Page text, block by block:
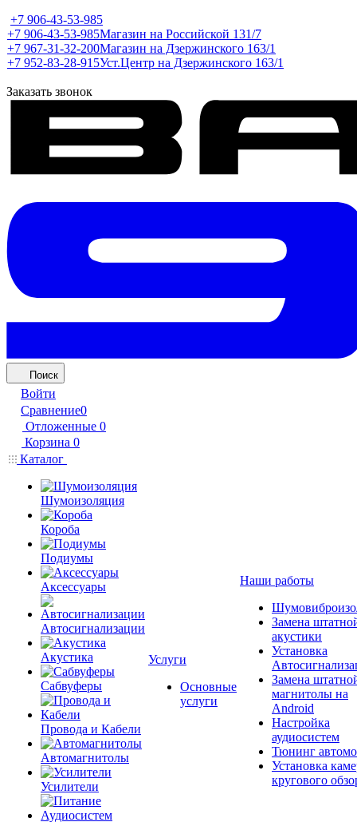
+7 906-43-53-985
+7 906-43-53-985Магазин на Российской 131/7
+7 967-31-32-200Магазин на Дзержинского 163/1
+7 952-83-28-915Уст.Центр на Дзержинского 163/1
Заказать звонок
Поиск
Войти
Сравнение0
Отложенные 0
Корзина 0
Каталог
Шумоизоляция
Короба
Подиумы
Аксессуары
Автосигнализации
Акустика
Сабвуферы
Провода и Кабели
Автомагнитолы
Усилители
Услуги
Основные
услуги
Наши работы
Замена
акустики
Установка
Замена
магнитолы на
Android
Настройка
аудиосистем
Тюнинг
Установка
кругового